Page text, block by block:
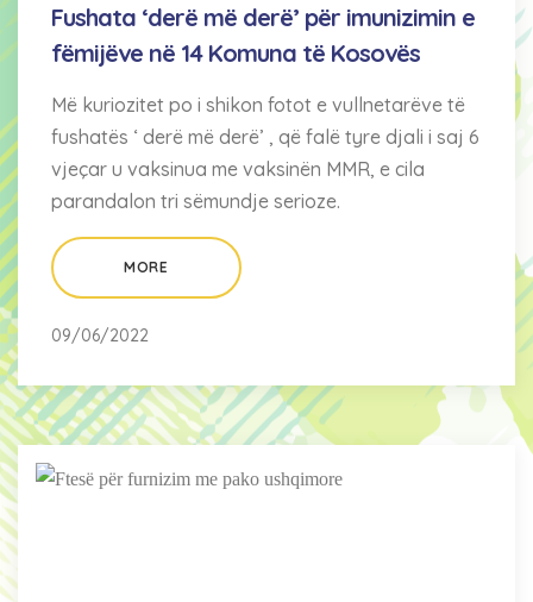
Fushata ‘derë më derë’ për imunizimin e
fëmijëve në 14 Komuna të Kosovës
Më kuriozitet po i shikon fotot e vullnetarëve të
fushatës ‘ derë më derë’ , që falë tyre djali i saj 6
vjeçar u vaksinua me vaksinën MMR, e cila
parandalon tri sëmundje serioze.
MORE
09/06/2022